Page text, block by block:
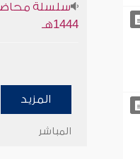
سلسلة
1444هـ
المزيد
المباشر